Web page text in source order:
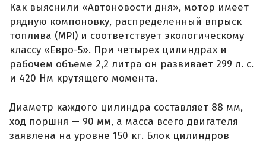
Как выяснили «Автоновости дня», мотор имеет
рядную компоновку, распределенный впрыск
топлива (MPI) и соответствует экологическому
классу «Евро-5». При четырех цилиндрах и
рабочем объеме 2,2 литра он развивает 299 л. с.
и 420 Нм крутящего момента.
Диаметр каждого цилиндра составляет 88 мм,
ход поршня — 90 мм, а масса всего двигателя
заявлена на уровне 150 кг. Блок цилиндров